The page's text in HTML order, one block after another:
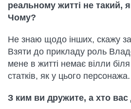
реальному житті не такий,
Чому?
Не знаю щодо інших, скажу
Взяти до прикладу роль
мене в житті немає вілли
статків, як у цього персонажа.
З ким ви дружите, а хто вас